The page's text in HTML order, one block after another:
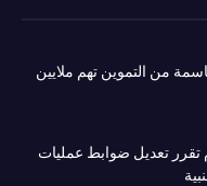
3 قرارات حاسمة من التموين تهم ملايين
تقرر تعديل ضوابط عمليات